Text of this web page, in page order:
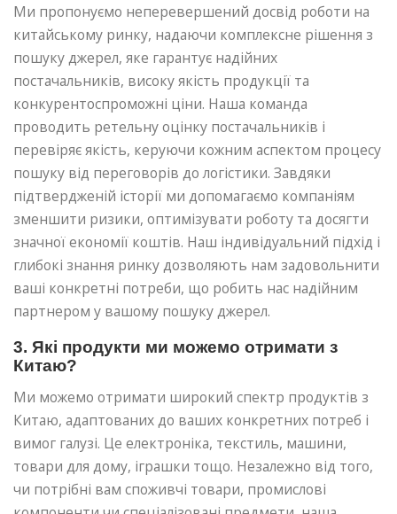
Ми пропонуємо неперевершений досвід роботи на
китайському ринку, надаючи комплексне рішення з
пошуку джерел, яке гарантує надійних
постачальників, високу якість продукції та
конкурентоспроможні ціни. Наша команда
проводить ретельну оцінку постачальників і
перевіряє якість, керуючи кожним аспектом процесу
пошуку від переговорів до логістики. Завдяки
підтвердженій історії ми допомагаємо компаніям
зменшити ризики, оптимізувати роботу та досягти
значної економії коштів. Наш індивідуальний підхід і
глибокі знання ринку дозволяють нам задовольнити
ваші конкретні потреби, що робить нас надійним
партнером у вашому пошуку джерел.
3. Які продукти ми можемо отримати з
Китаю?
Ми можемо отримати широкий спектр продуктів з
Китаю, адаптованих до ваших конкретних потреб і
вимог галузі. Це електроніка, текстиль, машини,
товари для дому, іграшки тощо. Незалежно від того,
чи потрібні вам споживчі товари, промислові